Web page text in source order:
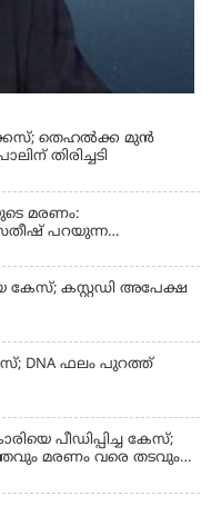
തെഹല്‍ക്ക മുന്‍
തിരിച്ചടി
മരണം:
പറയുന്ന
കേസ്; കസ്റ്റഡി അപേക്ഷ
DNA ഫലം പുറത്ത്
പീഡിപ്പിച്ച കേസ്;
മരണം വരെ തടവും